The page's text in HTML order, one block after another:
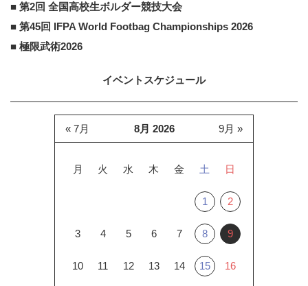
■ 第2回 全国高校生ボルダー競技大会
■ 第45回 IFPA World Footbag Championships 2026
■ 極限武術2026
イベントスケジュール
8月 2026
月 火 水 木 金 土 日
1 2
3 4 5 6 7 8 9
10 11 12 13 14 15 16
« 7月 9月 »